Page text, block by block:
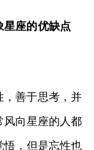
星座的优缺点
，善于思考，并
风向星座的人都
悟，但是忘性也